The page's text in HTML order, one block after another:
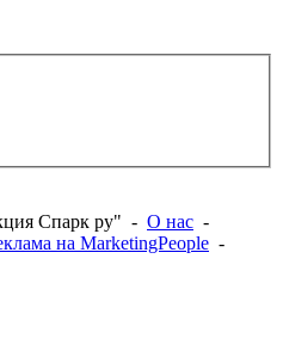
Спарк ру" - О нас -
на MarketingPeople -